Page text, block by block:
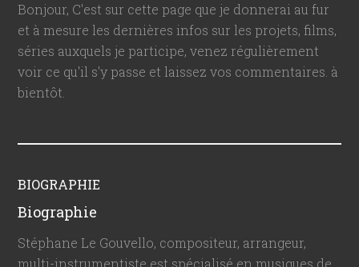
Bonjour, C'est sur cette page que je donnerai au fur
et à mesure les dernières infos sur les projets, films,
séries auxquels je participe, venez régulièrement
voir ce qu'il s'y passe et laissez vos commentaires. à
bientôt.
BIOGRAPHIE
Biographie
Stéphane Le Gouvello, compositeur, arrangeur,
multi-instrumentiste est spécialisé en musiques de